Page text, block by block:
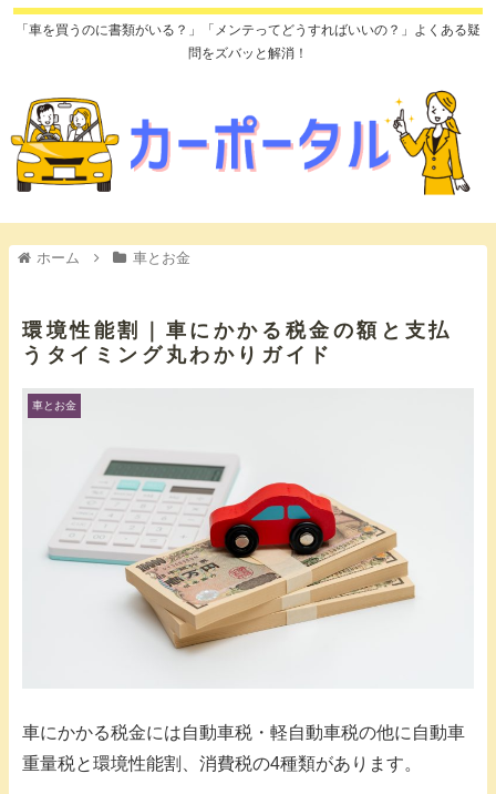
「車を買うのに書類がいる？」「メンテってどうすればいいの？」よくある疑
問をズバッと解消！
ホーム 車とお金
環境性能割｜車にかかる税金の額と支払
うタイミング丸わかりガイド
車とお金
車にかかる税金には自動車税・軽自動車税の他に自動車
重量税と環境性能割、消費税の4種類があります。